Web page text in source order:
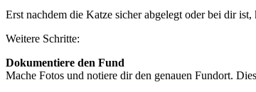
Erst nachdem die Katze sicher abgelegt oder bei dir
Weitere Schritte:
Dokumentiere den Fund
Mache Fotos und notiere dir den genauen Fundort.